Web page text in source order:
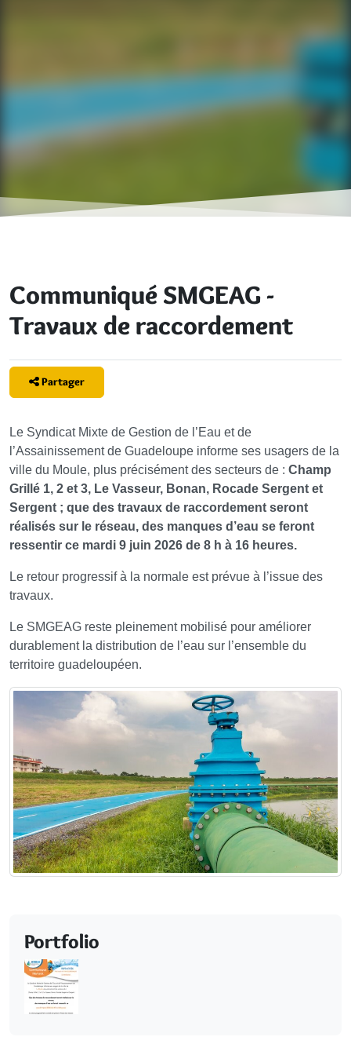
Communiqué SMGEAG -
Travaux de raccordement
Partager
Le Syndicat Mixte de Gestion de l’Eau et de
l’Assainissement de Guadeloupe informe ses usagers de la
ville du Moule, plus précisément des secteurs de : Champ
Grillé 1, 2 et 3, Le Vasseur, Bonan, Rocade Sergent et
Sergent ; que des travaux de raccordement seront
réalisés sur le réseau, des manques d’eau se feront
ressentir ce mardi 9 juin 2026 de 8 h à 16 heures.
Le retour progressif à la normale est prévue à l’issue des
travaux.
Le SMGEAG reste pleinement mobilisé pour améliorer
durablement la distribution de l’eau sur l’ensemble du
territoire guadeloupéen.
Portfolio